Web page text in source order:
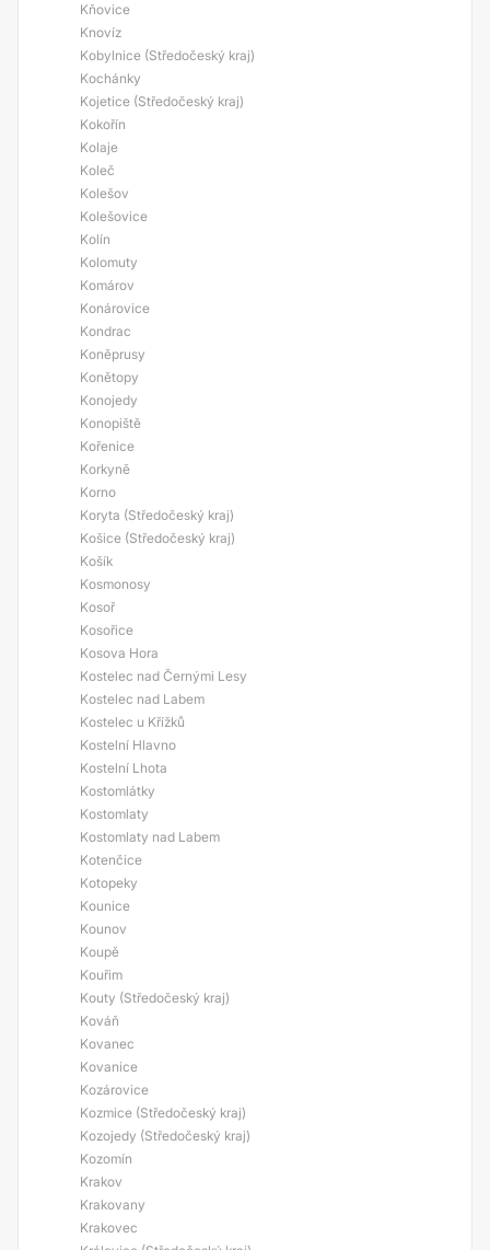
Kňovice
Knovíz
Kobylnice (Středočeský kraj)
Kochánky
Kojetice (Středočeský kraj)
Kokořín
Kolaje
Koleč
Kolešov
Kolešovice
Kolín
Kolomuty
Komárov
Konárovice
Kondrac
Koněprusy
Konětopy
Konojedy
Konopiště
Kořenice
Korkyně
Korno
Koryta (Středočeský kraj)
Košice (Středočeský kraj)
Košík
Kosmonosy
Kosoř
Kosořice
Kosova Hora
Kostelec nad Černými Lesy
Kostelec nad Labem
Kostelec u Křížků
Kostelní Hlavno
Kostelní Lhota
Kostomlátky
Kostomlaty
Kostomlaty nad Labem
Kotenčice
Kotopeky
Kounice
Kounov
Koupě
Kouřim
Kouty (Středočeský kraj)
Kováň
Kovanec
Kovanice
Kozárovice
Kozmice (Středočeský kraj)
Kozojedy (Středočeský kraj)
Kozomín
Krakov
Krakovany
Krakovec